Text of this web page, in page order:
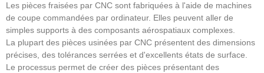
Les pièces fraisées par CNC sont fabriquées à l'aide de machines
de coupe commandées par ordinateur. Elles peuvent aller de
simples supports à des composants aérospatiaux complexes.
La plupart des pièces usinées par CNC présentent des dimensions
précises, des tolérances serrées et d'excellents états de surface.
Le processus permet de créer des pièces présentant des